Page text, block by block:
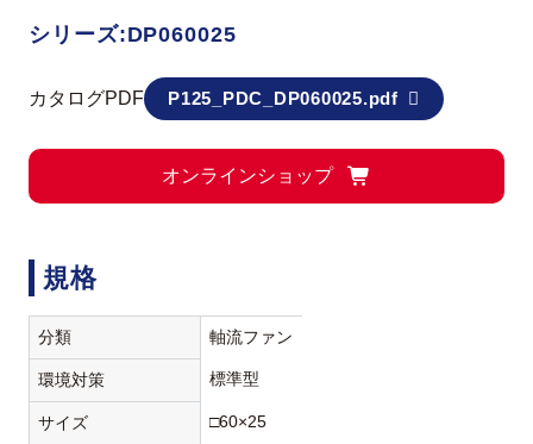
シリーズ:DP060025
カタログPDF P125_PDC_DP060025.pdf
オンラインショップ
規格
分類 軸流ファン
環境対策 標準型
サイズ □60×25